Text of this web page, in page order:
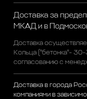
Доставка за
МКАД и в
Доставка
Кольца ("бетонка"-
согласованию с
Доставка в города
компаниями в